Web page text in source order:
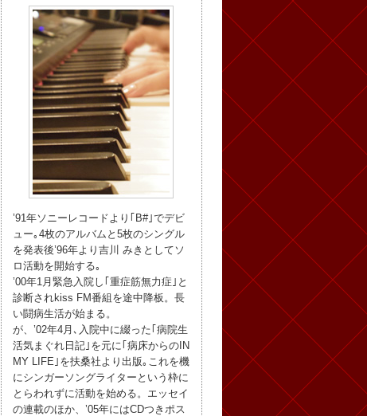
’91年ソニーレコードより｢B#｣でデビ
ュー｡4枚のアルバムと5枚のシングル
を発表後’96年より吉川 みきとしてソ
ロ活動を開始する｡
’00年1月緊急入院し｢重症筋無力症｣と
診断されkiss FM番組を途中降板。長
い闘病生活が始まる。
が、’02年4月､入院中に綴った｢病院生
活気まぐれ日記｣を元に｢病床からのIN
MY LIFE｣を扶桑社より出版｡これを機
にシンガーソングライターという枠に
とらわれずに活動を始める。エッセイ
の連載のほか、’05年にはCDつきポス